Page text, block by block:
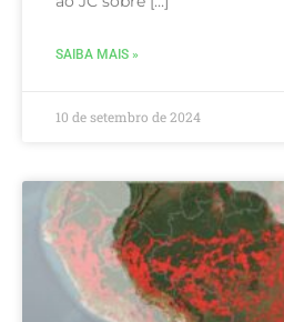
SAIBA MAIS »
10 de setembro de 2024